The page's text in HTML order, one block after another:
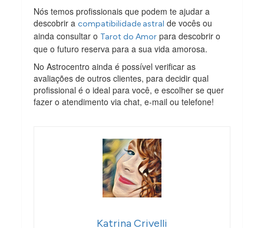
Nós temos profissionais que podem te ajudar a
descobrir acompatibilidade astral de vocês ou
ainda consultar o Tarot do Amor para descobrir o
que o futuro reserva para a sua vida amorosa.
No Astrocentro ainda é possível verificar as
avaliações de outros clientes, para decidir qual
profissional é o ideal para você, e escolher se quer
fazer o atendimento via chat, e-mail ou telefone!
Katrina Crivelli